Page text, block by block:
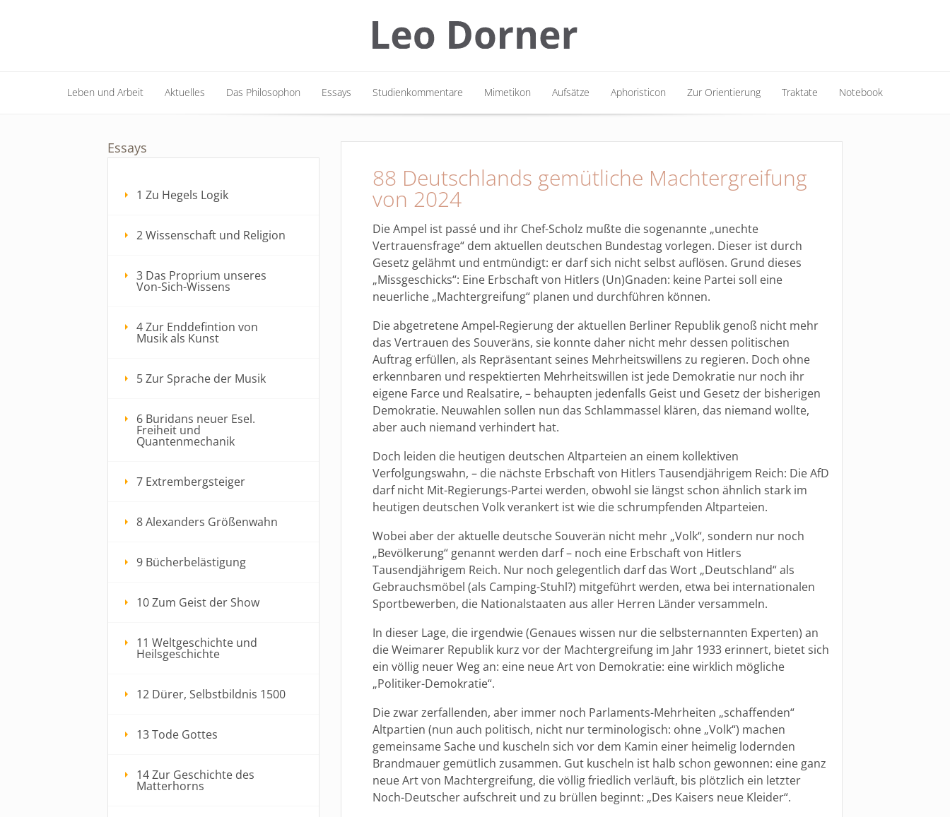
Leben und Arbeit Aktuelles Das Philosophon Essays Studienkommentare Mimetikon Aufsätze Aphoristicon Zur Orientierung Traktate Notebook
88 Deutschlands gemütliche Machtergreifung
von 2024
Die Ampel ist passé und ihr Chef-Scholz mußte die sogenannte „unechte
Vertrauensfrage“ dem aktuellen deutschen Bundestag vorlegen. Dieser ist durch
Gesetz gelähmt und entmündigt: er darf sich nicht selbst auflösen. Grund dieses
„Missgeschicks“: Eine Erbschaft von Hitlers (Un)Gnaden: keine Partei soll eine
neuerliche „Machtergreifung“ planen und durchführen können.
Die abgetretene Ampel-Regierung der aktuellen Berliner Republik genoß nicht mehr
das Vertrauen des Souveräns, sie konnte daher nicht mehr dessen politischen
Auftrag erfüllen, als Repräsentant seines Mehrheitswillens zu regieren. Doch ohne
erkennbaren und respektierten Mehrheitswillen ist jede Demokratie nur noch ihr
eigene Farce und Realsatire, – behaupten jedenfalls Geist und Gesetz der bisherigen
Demokratie. Neuwahlen sollen nun das Schlammassel klären, das niemand wollte,
aber auch niemand verhindert hat.
Doch leiden die heutigen deutschen Altparteien an einem kollektiven
Verfolgungswahn, – die nächste Erbschaft von Hitlers Tausendjährigem Reich: Die AfD
darf nicht Mit-Regierungs-Partei werden, obwohl sie längst schon ähnlich stark im
heutigen deutschen Volk verankert ist wie die schrumpfenden Altparteien.
Wobei aber der aktuelle deutsche Souverän nicht mehr „Volk“, sondern nur noch
„Bevölkerung“ genannt werden darf – noch eine Erbschaft von Hitlers
Tausendjährigem Reich. Nur noch gelegentlich darf das Wort „Deutschland“ als
Gebrauchsmöbel (als Camping-Stuhl?) mitgeführt werden, etwa bei internationalen
Sportbewerben, die Nationalstaaten aus aller Herren Länder versammeln.
In dieser Lage, die irgendwie (Genaues wissen nur die selbsternannten Experten) an
die Weimarer Republik kurz vor der Machtergreifung im Jahr 1933 erinnert, bietet sich
ein völlig neuer Weg an: eine neue Art von Demokratie: eine wirklich mögliche
„Politiker-Demokratie“.
Die zwar zerfallenden, aber immer noch Parlaments-Mehrheiten „schaffenden“
Altpartien (nun auch politisch, nicht nur terminologisch: ohne „Volk“) machen
gemeinsame Sache und kuscheln sich vor dem Kamin einer heimelig lodernden
Brandmauer gemütlich zusammen. Gut kuscheln ist halb schon gewonnen: eine ganz
neue Art von Machtergreifung, die völlig friedlich verläuft, bis plötzlich ein letzter
Noch-Deutscher aufschreit und zu brüllen beginnt: „Des Kaisers neue Kleider“.
Essays
1 Zu Hegels Logik
2 Wissenschaft und Religion
3 Das Proprium unseres
Von-Sich-Wissens
4 Zur Enddefintion von
Musik als Kunst
5 Zur Sprache der Musik
6 Buridans neuer Esel.
Freiheit und
Quantenmechanik
7 Extrembergsteiger
8 Alexanders Größenwahn
9 Bücherbelästigung
10 Zum Geist der Show
11 Weltgeschichte und
Heilsgeschichte
12 Dürer, Selbstbildnis 1500
13 Tode Gottes
14 Zur Geschichte des
Matterhorns